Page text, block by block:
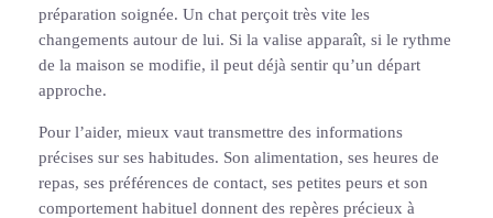
préparation soignée. Un chat perçoit très vite les
changements autour de lui. Si la valise apparaît, si le rythme
de la maison se modifie, il peut déjà sentir qu’un départ
approche.
Pour l’aider, mieux vaut transmettre des informations
précises sur ses habitudes. Son alimentation, ses heures de
repas, ses préférences de contact, ses petites peurs et son
comportement habituel donnent des repères précieux à